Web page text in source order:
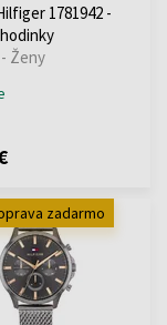
1781942 -
Ženy
zadarmo